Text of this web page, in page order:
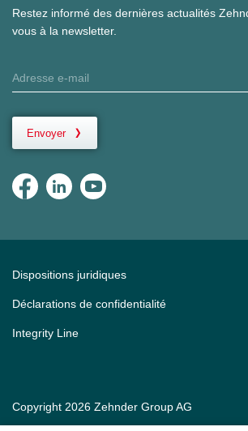
Restez informé des dernières actualités
vous à la newsletter.
Envoyer
Copyright 2026 Zehnder Group AG
Dispositions juridiques
Déclarations de confidentialité
Integrity Line